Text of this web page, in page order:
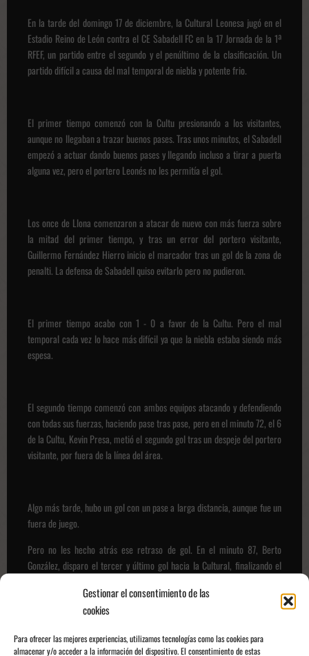
Gestionar el consentimiento de las
cookies
Para ofrecer las mejores experiencias, utilizamos tecnologías como las cookies para
almacenar y/o acceder a la información del dispositivo. El consentimiento de estas
En la tarde del domingo 17 de diciembre, la Cultural Leonesa jugó en el
Estadio Reino de León contra el CE Sabadell FC en la 17 Jornada de la 1ª
RFEF, un partido entre el segundo y el penúltimo de la clasificación. Un
partido difícil a causa del mal temporal de niebla y potente frio.
El primer tiempo comenzó con la Cultu presionando a los visitantes,
aunque no llegaban a trazar buenos pases. Tras unos minutos, el Sabadell
empezó a actuar dando buenos pases y llegando incluso a tirar a puerta
alguna vez, pero el portero Leonés no les permitía el gol.
Los once de Llona comenzaron a atacar de nuevo con más fuerza sobre
la mitad del primer tiempo, y tras un error del portero visitante,
Guillermo Fernández Hierro inicio el marcador tras un gol de la zona de
penalti. La defensa de Sabadell quiso evitarlo pero no pudieron.
El primer tiempo acabo con 1 - 0 a favor de la Cultu. Pero el mal
temporal cada vez lo hace más difícil ya que la niebla estaba siendo más
espesa.
El segundo tiempo comenzó con ambos equipos atacando y defendiendo
con todas sus fuerzas, haciendo pase tras pase, pero en el minuto 72, el 6
de la Cultu, Kevin Presa, metió el segundo gol tras un despeje del portero
visitante, por fuera de la línea del área.
Algo más tarde, hubo un gol con un pase a larga distancia, aunque fue un
fuera de juego.
Pero no les hecho atrás ese retraso de gol. En el minuto 87, Berto
González, disparo el tercer y último gol hacia la Cultural, finalizando el
Con este partido, la Cultural Leonesa consigue los 33 puntos y se queda
en el segundo puesto de la Primera Federación. Por otra parte, el